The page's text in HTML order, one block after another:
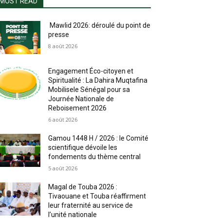
Mawlid 2026: déroulé du point de
presse
8 août 2026
Engagement Éco-citoyen et
Spiritualité : La Dahira Muqtafina
Mobilisele Sénégal pour sa
Journée Nationale de
Reboisement 2026
6 août 2026
Gamou 1448 H / 2026 : le Comité
scientifique dévoile les
fondements du thème central
5 août 2026
Magal de Touba 2026 :
Tivaouane et Touba réaffirment
leur fraternité au service de
l’unité nationale